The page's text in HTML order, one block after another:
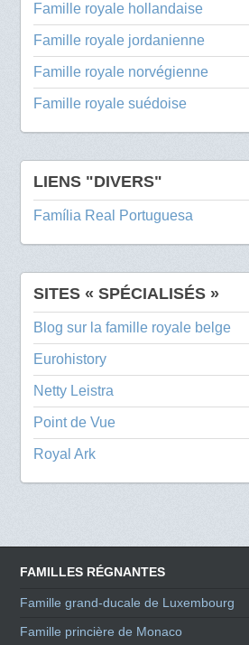
Famille royale hollandaise
Famille royale jordanienne
Famille royale norvégienne
Famille royale suédoise
LIENS "DIVERS"
Família Real Portuguesa
SITES « SPÉCIALISÉS »
Blog sur la famille royale belge
Eurohistory
Netty Leistra
Point de Vue
Royal Ark
FAMILLES RÉGNANTES
Famille grand-ducale de Luxembourg
Famille princière de Monaco